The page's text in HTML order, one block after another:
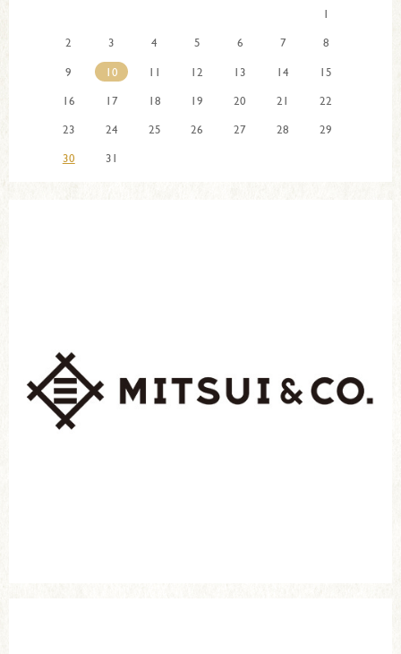
1
2
3 4 5 6 7
8
9
10 11 12 13 14
15
16
17 18 19 20 21
22
23
24 25 26 27 28
29
30
31